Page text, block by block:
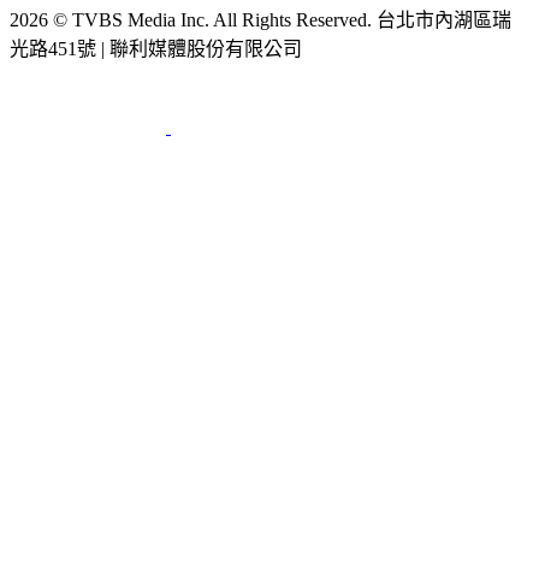
2026 © TVBS Media Inc. All Rights Reserved. 台北市內湖區瑞
光路451號 | 聯利媒體股份有限公司